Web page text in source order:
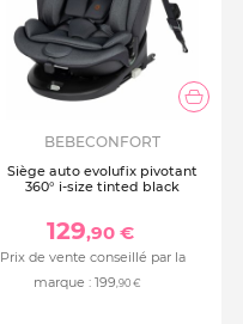
BEBECONFORT
Siège auto evolufix pivotant
360° i-size tinted black
129,90 €
Prix de vente conseillé par la
marque : 199,90 €